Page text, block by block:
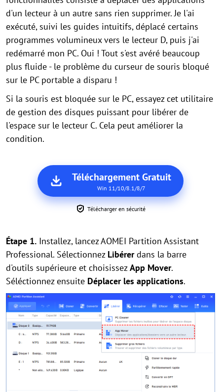
d'un lecteur à un autre sans rien supprimer. Je l'ai
exécuté, suivi les guides intuitifs, déplacé certains
programmes volumineux vers le lecteur D, puis j'ai
redémarré mon PC. Oui ! Tout s'est avéré beaucoup
plus fluide - le problème du curseur de souris bloqué
sur le PC portable a disparu !
Si la souris est bloquée sur le PC, essayez cet utilitaire
de gestion des disques puissant pour libérer de
l'espace sur le lecteur C. Cela peut améliorer la
condition.
Téléchargement Gratuit
Win 11/10/8.1/8/7
Télécharger en sécurité
Étape 1. Installez, lancez AOMEI Partition Assistant
Professional. Sélectionnez Libérerdans la barre
d'outils supérieure et choisissezApp Mover.
Séléctionnez ensuite Déplacer les applications.